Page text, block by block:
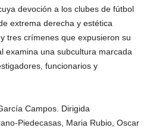
devoción a los clubes de fútbol
extrema derecha y estética
tres crímenes que expusieron su
examina una subcultura marcada
funcionarios y
Campos. Dirigida
Piedecasas, Maria Rubio, Oscar